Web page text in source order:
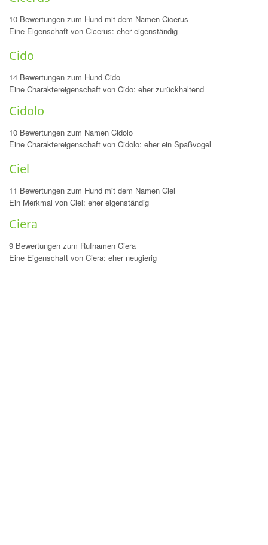
10 Bewertungen zum Hund mit dem Namen Cicerus
Eine Eigenschaft von Cicerus: eher eigenständig
Cido
14 Bewertungen zum Hund Cido
Eine Charaktereigenschaft von Cido: eher zurückhaltend
Cidolo
10 Bewertungen zum Namen Cidolo
Eine Charaktereigenschaft von Cidolo: eher ein Spaßvogel
Ciel
11 Bewertungen zum Hund mit dem Namen Ciel
Ein Merkmal von Ciel: eher eigenständig
Ciera
9 Bewertungen zum Rufnamen Ciera
Eine Eigenschaft von Ciera: eher neugierig